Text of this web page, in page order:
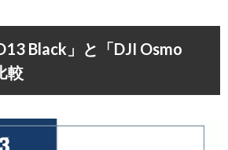
Black」と「DJI Osmo
較